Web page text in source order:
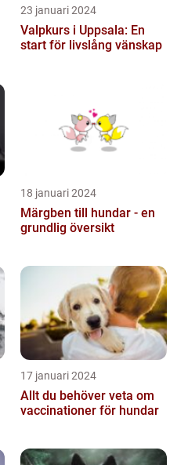
23 januari 2024
Valpkurs i Uppsala: En
start för livslång vänskap
18 januari 2024
Märgben till hundar - en
grundlig översikt
17 januari 2024
Allt du behöver veta om
vaccinationer för hundar